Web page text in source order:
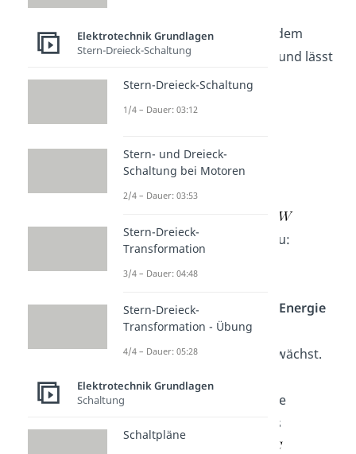
gespeicherthat, wird mit dem
Buchstaben
abgekürzt und lässt
sich so berechnen:
Jetzt kannst du die
einsetzen. Dann erhältst du:
Daran sieht man, dass die Energie
des Kondensators mit der
quadratischen Spannung wächst.
Kondensator
. Nun kann die
spezifische Kapazität eines
Plattenkondensators für
Elektrotechnik Grundlagen
Stern-Dreieck-Schaltung
Stern-Dreieck-Schaltung
1/4 – Dauer: 03:12
Stern- und Dreieck-
Schaltung bei Motoren
2/4 – Dauer: 03:53
Stern-Dreieck-
Transformation
3/4 – Dauer: 04:48
Stern-Dreieck-
Transformation - Übung
4/4 – Dauer: 05:28
Elektrotechnik Grundlagen
Schaltung
Schaltpläne